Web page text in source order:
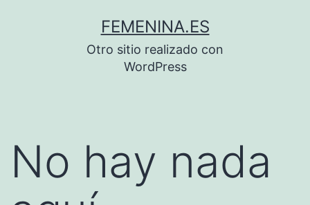
FEMENINA.ES
Otro sitio realizado con
WordPress
No hay nada